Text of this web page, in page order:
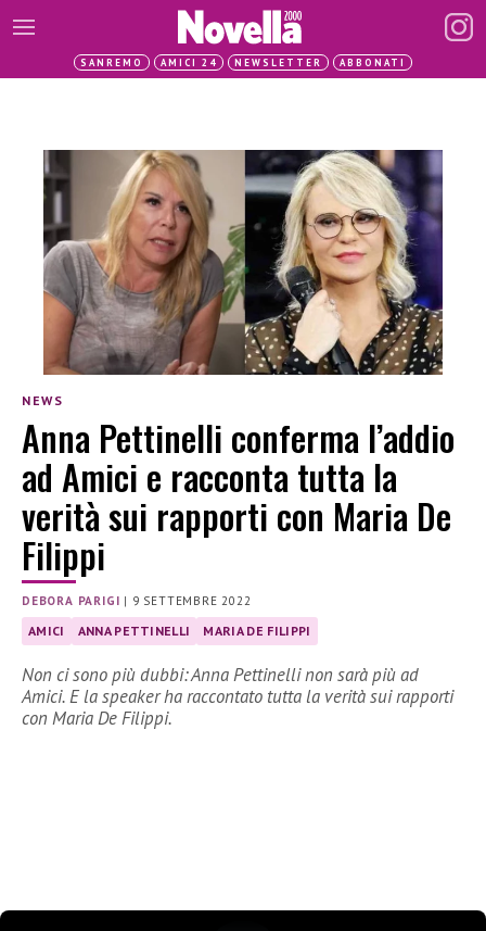
SANREMO AMICI 24 NEWSLETTER ABBONATI
NEWS
Anna Pettinelli conferma l’addio
ad Amici e racconta tutta la
verità sui rapporti con Maria De
Filippi
DEBORA PARIGI | 9 SETTEMBRE 2022
AMICI ANNA PETTINELLI MARIA DE FILIPPI
Non ci sono più dubbi: Anna Pettinelli non sarà più ad
Amici. E la speaker ha raccontato tutta la verità sui rapporti
con Maria De Filippi.